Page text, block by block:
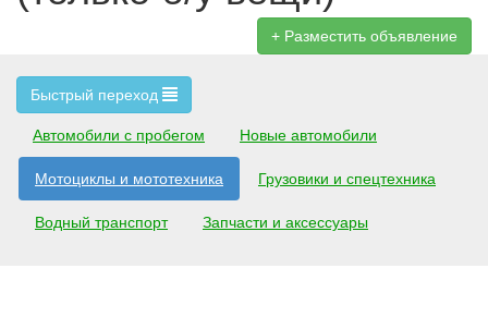
Разместить объявление
Быстрый переход
Автомобили с пробегом Новые автомобили
Мотоциклы и мототехника Грузовики и спецтехника
Водный транспорт Запчасти и аксессуары